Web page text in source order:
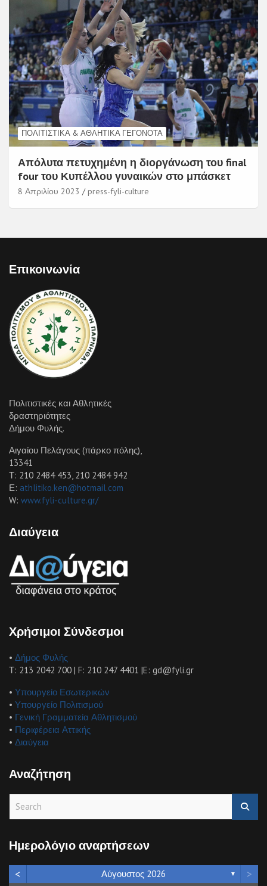
ΠΟΛΙΤΙΣΤΙΚΆ & ΑΘΛΗΤΙΚΆ ΓΕΓΟΝΌΤΑ
Απόλυτα πετυχημένη η διοργάνωση του final
four του Κυπέλλου γυναικών στο μπάσκετ
8 Απριλίου 2023 press-fyli-culture
Επικοινωνία
Πολιτιστικές και Αθλητικές
δραστηριότητες
Δήμου Φυλής.
Αιγαίου Πελάγους (πάρκο πόλης),
13341
Τ: 210 2484 453, 210 2484 942
Ε: athlitiko.ken@hotmail.com
W: www.fyli-culture.gr/
Διαύγεια
Χρήσιμοι Σύνδεσμοι
• Δήμος Φυλής
Τ: 213 2042 700 | F: 210 247 4401 |E: gd@fyli.gr
• Υπουργείο Εσωτερικών
• Υπουργείο Πολιτισμού
• Γενική Γραμματεία Αθλητισμού
• Περιφέρεια Αττικής
• Διαύγεια
Αναζήτηση
c
Ημερολόγιο αναρτήσεων
< Αύγουστος 2026 ▼ >